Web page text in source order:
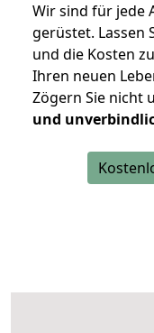
Wir sind für jede
gerüstet. Lassen
und die Kosten
Ihren neuen
Zögern Sie nicht
und